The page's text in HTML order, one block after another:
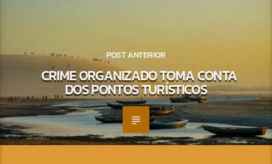
POST ANTERIOR
CRIME ORGANIZADO TOMA CONTA
DOS PONTOS TURÍSTICOS